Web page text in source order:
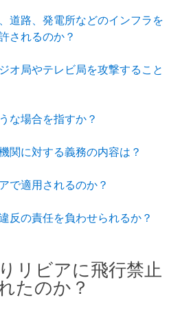
道路、発電所などのインフラを
されるのか？
オ局やテレビ局を攻撃すること
な場合を指すか？
関に対する義務の内容は？
で適用されるのか？
反の責任を負わせられるか？
リビアに飛行禁止
たのか？